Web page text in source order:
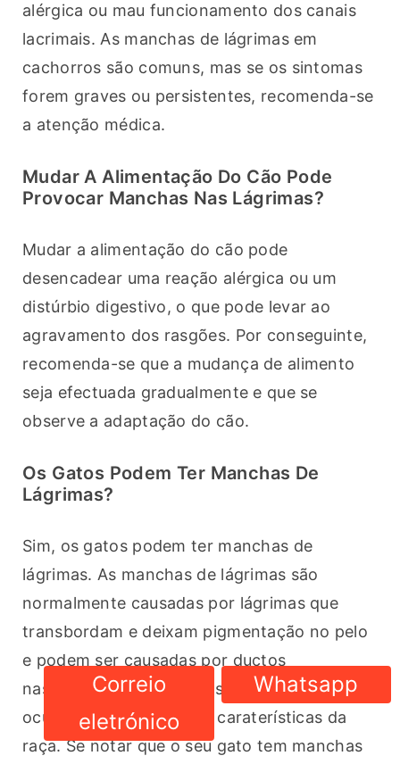
alérgica ou mau funcionamento dos canais
lacrimais. As manchas de lágrimas em
cachorros são comuns, mas se os sintomas
forem graves ou persistentes, recomenda-se
a atenção médica.
Mudar A Alimentação Do Cão Pode
Provocar Manchas Nas Lágrimas?
Mudar a alimentação do cão pode
desencadear uma reação alérgica ou um
distúrbio digestivo, o que pode levar ao
agravamento dos rasgões. Por conseguinte,
recomenda-se que a mudança de alimento
seja efectuada gradualmente e que se
observe a adaptação do cão.
Os Gatos Podem Ter Manchas De
Lágrimas?
Sim, os gatos podem ter manchas de
lágrimas. As manchas de lágrimas são
normalmente causadas por lágrimas que
transbordam e deixam pigmentação no pelo
e podem ser causadas por ductos
nasolacrimais bloqueados, infecções
oculares, impactação ou caraterísticas da
raça. Se notar que o seu gato tem manchas
Correio
eletrónico
Whatsapp